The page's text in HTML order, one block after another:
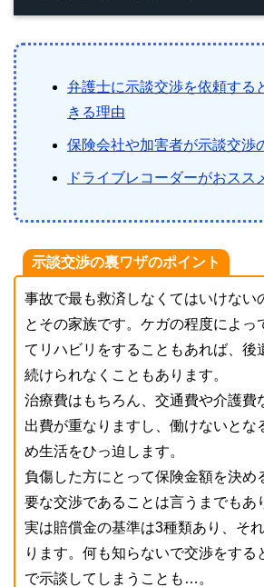
弁護士に示談交渉を依頼する
きる理由
保険会社や加害者が示談交渉
ドライブレコーダーがおスス
示談交渉の裏ワザのポイント
事故で最も救済しなくてはいけない
とその家族です。ケガの程度によっ
てリハビリをすることもあれば、後
続けられなくこともあります。
治療費はもちろん、交通費や介護費
出費が重なりますし、働けないとな
め生活をひっ迫します。
負傷した方にとって保険金額を決め
要な交渉であることは言うまでもあ
実は賠償金の基準は3種類あり、そ
ります。何も知らないで交渉をする
で示談してしまうことも…。